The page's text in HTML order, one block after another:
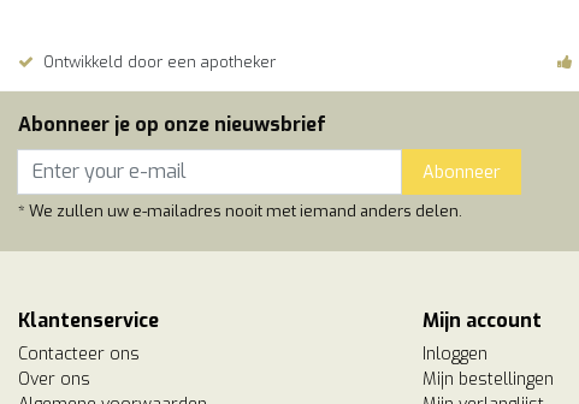
Ontwikkeld door een apotheker
Abonneer je op onze nieuwsbrief
Abonneer
* We zullen uw e-mailadres nooit met iemand anders delen.
Klantenservice
Contacteer ons
Over ons
Mijn account
Inloggen
Mijn bestellingen